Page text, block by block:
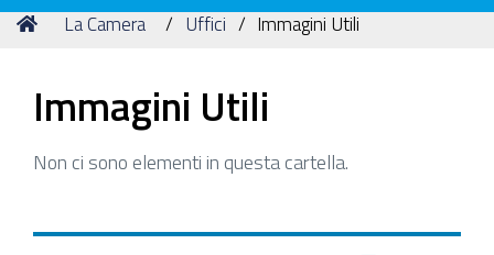
Commercio
Tu
Home
La Camera Uffici Immagini Utili
Immagini Utili
Non ci sono elementi in questa cartella.